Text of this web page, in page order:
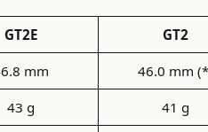
GT2E GT2
mm 46.0 mm
43 g 41 g